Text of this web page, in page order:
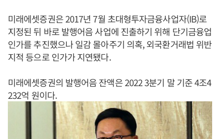
미래에셋증권은 2017년 7월 초대형투자금융사업자(IB)로
지정된 뒤 바로 발행어음 사업에 진출하기 위해 단기금융업
인가를 추진했으나 일감 몰아주기 의혹, 외국환거래법 위반
지적 등으로 인가가 지연됐다.
미래에셋증권의 발행어음 잔액은 2022 3분기 말 기준 4조4
232억 원이다.